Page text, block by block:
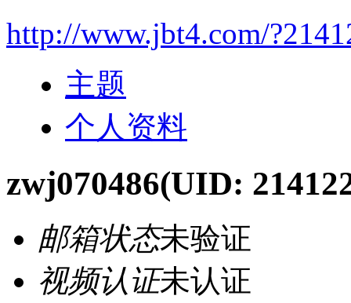
http://www.jbt4.com/
主题
个人资料
zwj070486(UID:
邮箱状态未验证
视频认证未认证